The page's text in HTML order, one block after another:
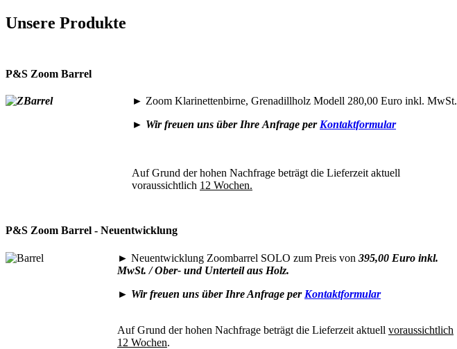
Unsere Produkte
P&S Zoom Barrel
► Zoom Klarinettenbirne, Grenadillholz Modell 280,00 Euro inkl. MwSt.
► Wir freuen uns über Ihre Anfrage per Kontaktformular
Auf Grund der hohen Nachfrage beträgt die Lieferzeit aktuell
voraussichtlich 12 Wochen.
P&S Zoom Barrel - Neuentwicklung
► Neuentwicklung Zoombarrel SOLO zum Preis von 395,00 Euro inkl.
MwSt. / Ober- und Unterteil aus Holz.
► Wir freuen uns über Ihre Anfrage per Kontaktformular
Auf Grund der hohen Nachfrage beträgt die Lieferzeit aktuell voraussichtlich
12 Wochen.